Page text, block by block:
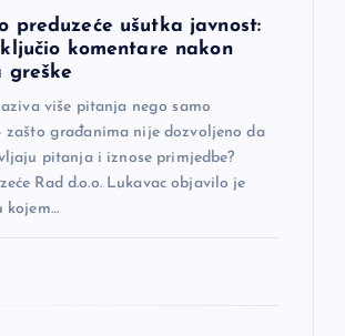
preduzeće ušutka javnost:
komentare nakon
greške
više pitanja nego samo
zašto građanima nije dozvoljeno da
pitanja i iznose primjedbe?
Rad d.o.o. Lukavac objavilo je
kojem…